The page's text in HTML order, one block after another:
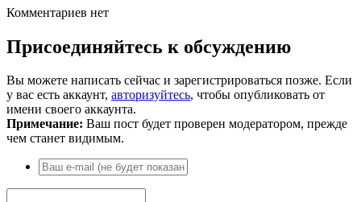
Комментариев нет
Присоединяйтесь к обсуждению
Вы можете написать сейчас и зарегистрироваться позже. Если
у вас есть аккаунт, авторизуйтесь, чтобы опубликовать от
имени своего аккаунта.
Примечание: Ваш пост будет проверен модератором, прежде
чем станет видимым.